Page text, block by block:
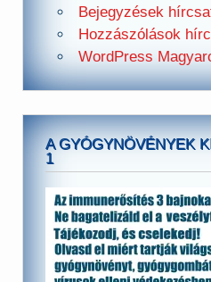
Bejegyzések
Hozzászólások
WordPress
A GYÓGYNÖVÉNYEK
1